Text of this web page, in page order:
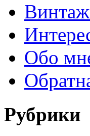
Обо
Рубрики